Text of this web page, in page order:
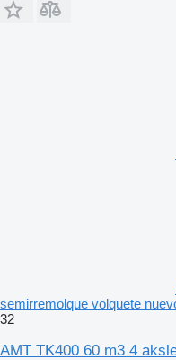
semirremolque volquete
32
AMT TK400 60 m3 4